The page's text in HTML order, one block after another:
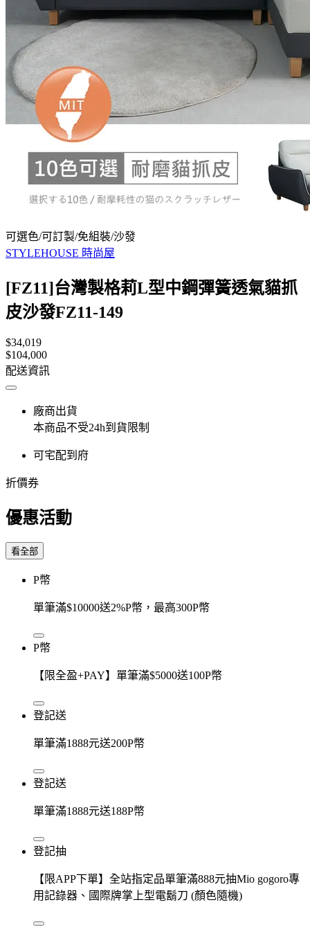
可選色/可訂製/免組裝/沙發
STYLEHOUSE 時尚屋
[FZ11]台灣製格莉L型中鋼彈簧透氣貓抓
皮沙發FZ11-149
$34,019
$104,000
配送資訊
廠商出貨
本商品不受24h到貨限制
可宅配到府
折價券
優惠活動
看全部
P幣
單筆滿$10000送2%P幣，最高300P幣
P幣
【限全盈+PAY】單筆滿$5000送100P幣
登記送
單筆滿1888元送200P幣
登記送
單筆滿1888元送188P幣
登記抽
【限APP下單】全站指定品單筆滿888元抽Mio gogoro專
用記錄器、國際牌掌上型電鬍刀 (顏色隨機)